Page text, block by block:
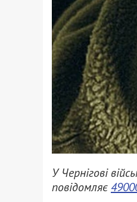
У Чернігові
повідомляє